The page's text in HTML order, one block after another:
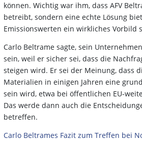
können. Wichtig war ihm, dass AFV
betreibt, sondern eine echte Lösung
Emissionswerten ein wirkliches Vorbild
Carlo Beltrame sagte, sein
sein, weil er sicher sei, dass die
steigen wird. Er sei der Meinung, dass
Materialien in einigen Jahren eine
sein wird, etwa bei öffentlichen EU-
Das werde dann auch die
betreffen.
Carlo Beltrames Fazit zum Treffen bei